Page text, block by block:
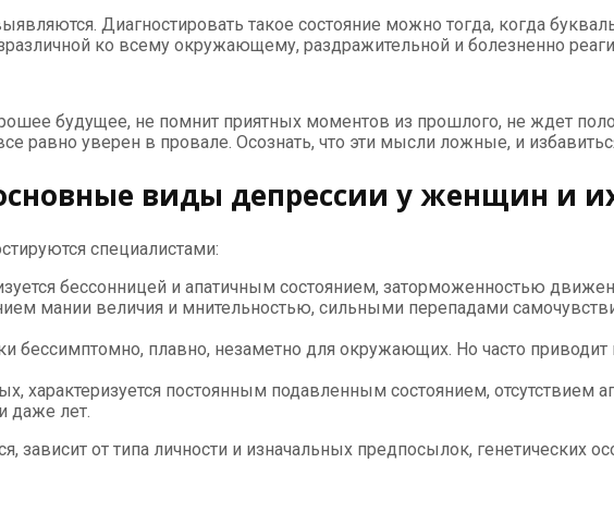
Диагностировать такое состояние можно тогда, когда
ко всему окружающему, раздражительной и болезненно
будущее, не помнит приятных моментов из прошлого, не ждет
равно уверен в провале. Осознать, что эти мысли ложные, и
виды депрессии у женщин и
специалистами:
бессонницей и апатичным состоянием, заторможенностью
мании величия и мнительностью, сильными перепадами
бессимптомно, плавно, незаметно для окружающих. Но часто приводит
характеризуется постоянным подавленным состоянием, отсутствием
даже лет.
зависит от типа личности и изначальных предпосылок, генетических